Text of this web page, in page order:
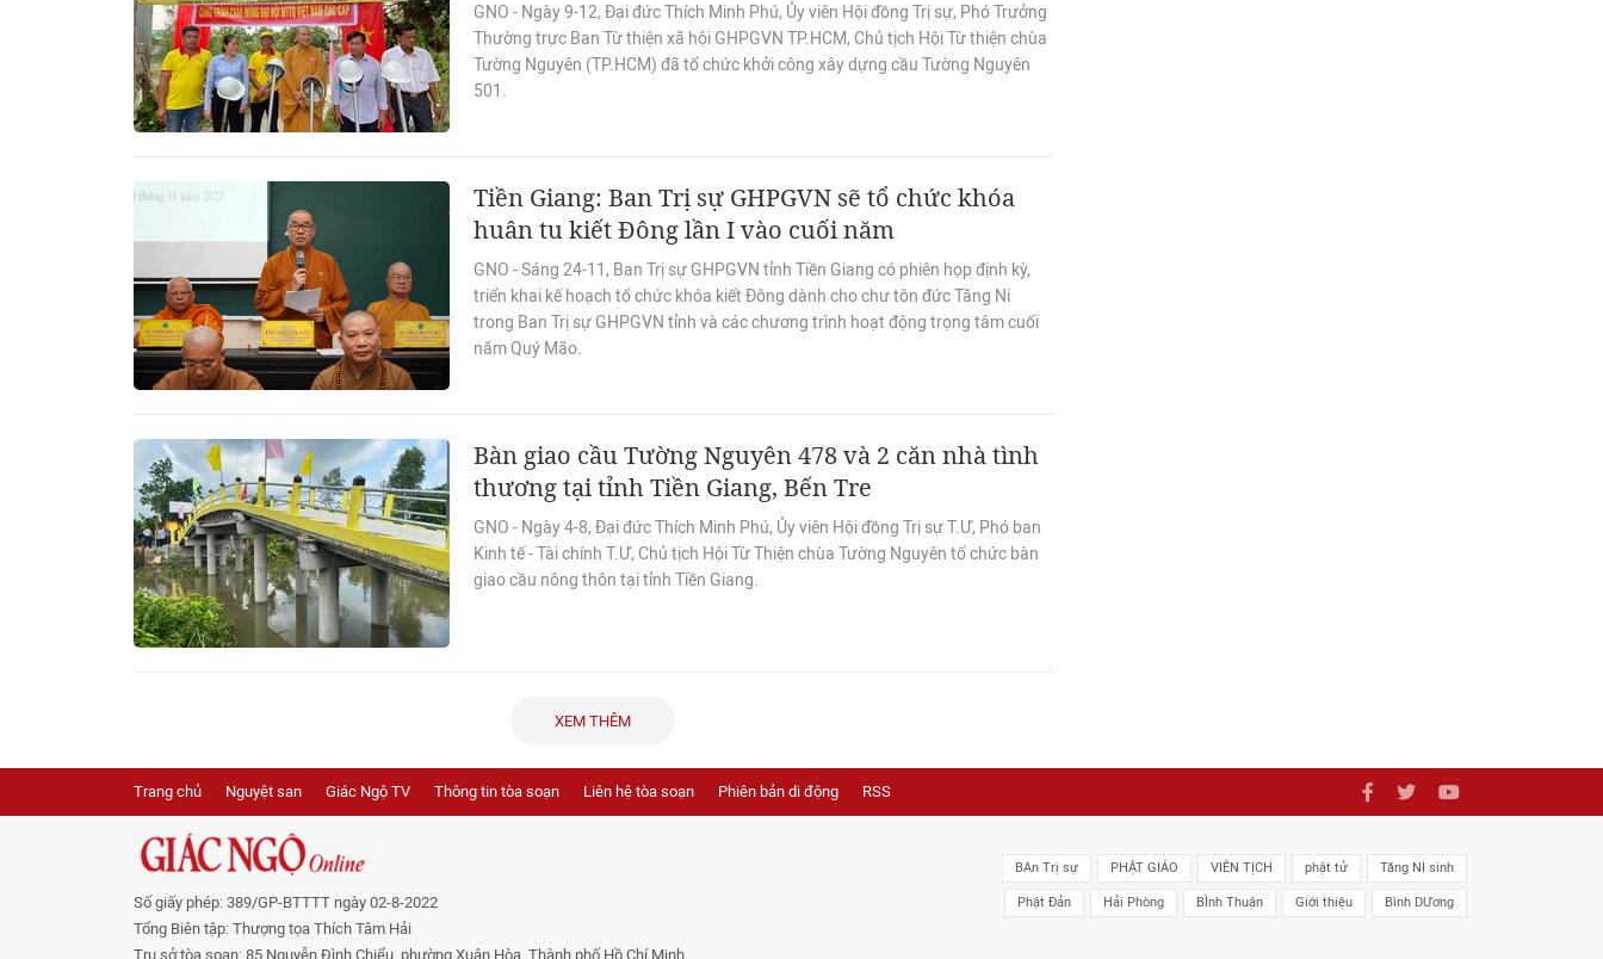
GNO - Ngày 9-12, Đại đức Thích Minh Phú, Ủy viên Hội đồng Trị sự, Phó Trưởng
Thường trực Ban Từ thiện xã hội GHPGVN TP.HCM, Chủ tịch Hội Từ thiện chùa
Tường Nguyên (TP.HCM) đã tổ chức khởi công xây dựng cầu Tường Nguyên
501.
Tiền Giang: Ban Trị sự GHPGVN sẽ tổ chức khóa
huân tu kiết Đông lần I vào cuối năm
GNO - Sáng 24-11, Ban Trị sự GHPGVN tỉnh Tiền Giang có phiên họp định kỳ,
triển khai kế hoạch tổ chức khóa kiết Đông dành cho chư tôn đức Tăng Ni
trong Ban Trị sự GHPGVN tỉnh và các chương trình hoạt động trọng tâm cuối
năm Quý Mão.
Bàn giao cầu Tường Nguyên 478 và 2 căn nhà tình
thương tại tỉnh Tiền Giang, Bến Tre
GNO - Ngày 4-8, Đại đức Thích Minh Phú, Ủy viên Hội đồng Trị sự T.Ư, Phó ban
Kinh tế - Tài chính T.Ư, Chủ tịch Hội Từ Thiện chùa Tường Nguyên tổ chức bàn
giao cầu nông thôn tại tỉnh Tiền Giang.
XEM THÊM
Trang chủ Nguyệt san Giác Ngộ TV Thông tin tòa soạn Liên hệ tòa soạn Phiên bản di động RSS
Số giấy phép: 389/GP-BTTTT ngày 02-8-2022
Tổng Biên tập: Thượng tọa Thích Tâm Hải
Trụ sở tòa soạn: 85 Nguyễn Đình Chiểu, phường Xuân Hòa, Thành phố Hồ Chí Minh
BAn Trị sự PHẬT GIÁO VIÊN TỊCH phật tử Tăng NI sinh
Phật Đản Hải Phòng BÌnh Thuận Giới thiệu Bình DƯơng